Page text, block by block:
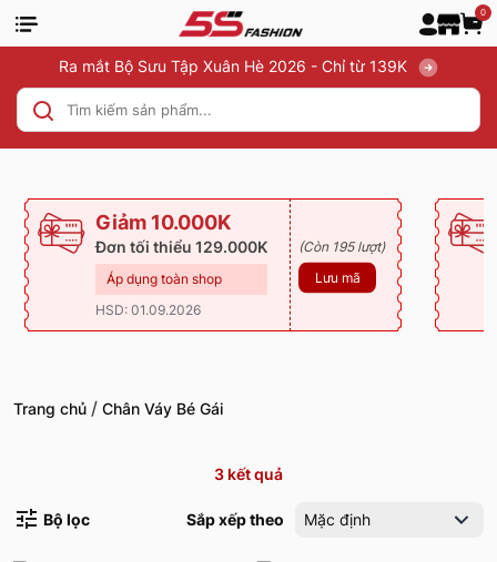
0
Ra mắt Bộ Sưu Tập Xuân Hè 2026 - Chỉ từ 139K
Giảm 10.000K
Đơn tối thiểu 129.000K
Áp dụng toàn shop
HSD: 01.09.2026
(Còn 195 lượt)
Lưu mã
Trang chủ / Chân Váy Bé Gái
3 kết quả
Bộ lọc Sắp xếp theo Mặc định